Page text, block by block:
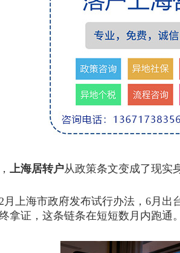
上海居转户从政策条文变成了现实
海市政府发布试行办法，6月出
拿证，这条链条在短短数月内跑通